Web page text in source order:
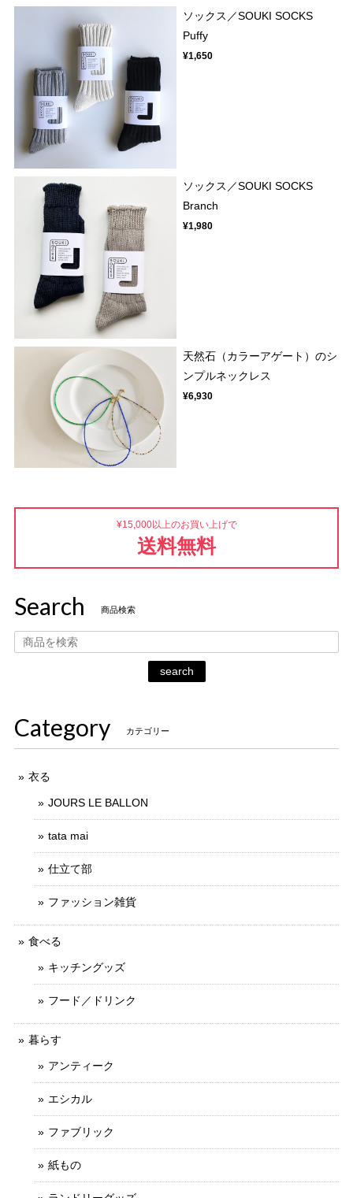
ソックス／SOUKI SOCKS
Puffy
¥1,650
ソックス／SOUKI SOCKS
Branch
¥1,980
天然石（カラーアゲート）のシ
ンプルネックレス
¥6,930
¥15,000以上のお買い上げで
送料無料
Search 商品検索
search
Category カテゴリー
衣る
JOURS LE BALLON
tata mai
仕立て部
ファッション雑貨
食べる
キッチングッズ
フード／ドリンク
暮らす
アンティーク
エシカル
ファブリック
紙もの